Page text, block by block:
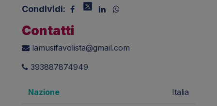
Condividi:
Contatti
lamusifavolista@gmail.com
393887874949
Nazione Italia